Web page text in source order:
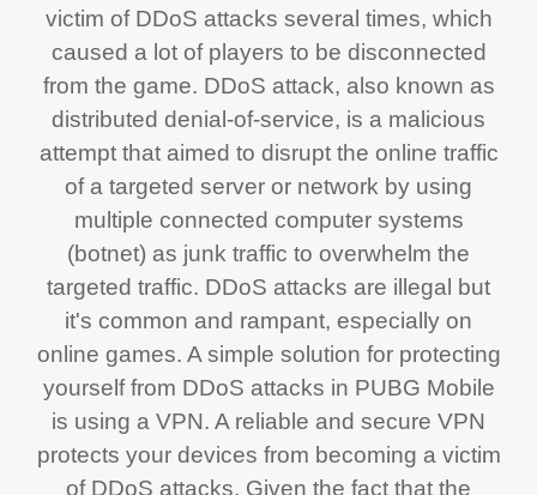
victim of DDoS attacks several times, which
caused a lot of players to be disconnected
from the game. DDoS attack, also known as
distributed denial-of-service, is a malicious
attempt that aimed to disrupt the online traffic
of a targeted server or network by using
multiple connected computer systems
(botnet) as junk traffic to overwhelm the
targeted traffic. DDoS attacks are illegal but
it's common and rampant, especially on
online games. A simple solution for protecting
yourself from DDoS attacks in PUBG Mobile
is using a VPN. A reliable and secure VPN
protects your devices from becoming a victim
of DDoS attacks. Given the fact that the